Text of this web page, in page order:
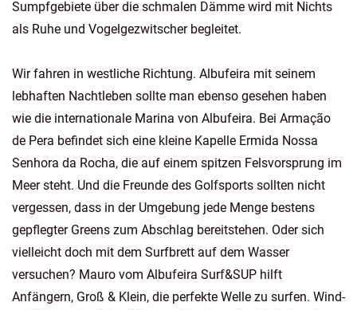
Sumpfgebiete über die schmalen Dämme wird mit Nichts
als Ruhe und Vogelgezwitscher begleitet.
Wir fahren in westliche Richtung. Albufeira mit seinem
lebhaften Nachtleben sollte man ebenso gesehen haben
wie die internationale Marina von Albufeira. Bei Armação
de Pera befindet sich eine kleine Kapelle Ermida Nossa
Senhora da Rocha, die auf einem spitzen Felsvorsprung im
Meer steht. Und die Freunde des Golfsports sollten nicht
vergessen, dass in der Umgebung jede Menge bestens
gepflegter Greens zum Abschlag bereitstehen. Oder sich
vielleicht doch mit dem Surfbrett auf dem Wasser
versuchen? Mauro vom Albufeira Surf&SUP hilft
Anfängern, Groß & Klein, die perfekte Welle zu surfen. Wind-